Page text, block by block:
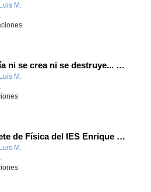
Luis M.
La energía ni se crea ni se destruye... ¡se experimenta! El Tierno en la Feria Madrid es Ciencia 2026
Luis M.
El Gabinete de Física del IES Enrique Tierno Galván de Parla (Curso 25-26)
Luis M.